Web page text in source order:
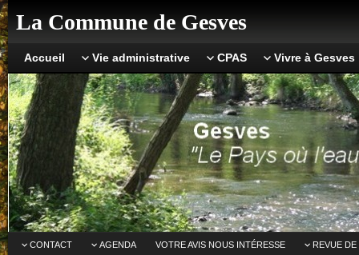
La Commune de Gesves
Accueil Vie administrative CPAS Vivre à Gesves
CONTACT AGENDA VOTRE AVIS NOUS INTÉRESSE REVUE DE